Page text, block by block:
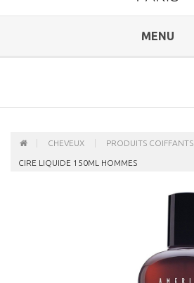
MENU
CHEVEUX PRODUITS COIFFANTS
CIRE LIQUIDE 150ML HOMMES